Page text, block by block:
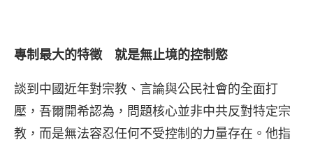
專制最大的特徵 就是無止境的控制慾
談到中國近年對宗教、言論與公民社會的全面打
壓，吾爾開希認為，問題核心並非中共反對特定宗
教，而是無法容忍任何不受控制的力量存在。他指